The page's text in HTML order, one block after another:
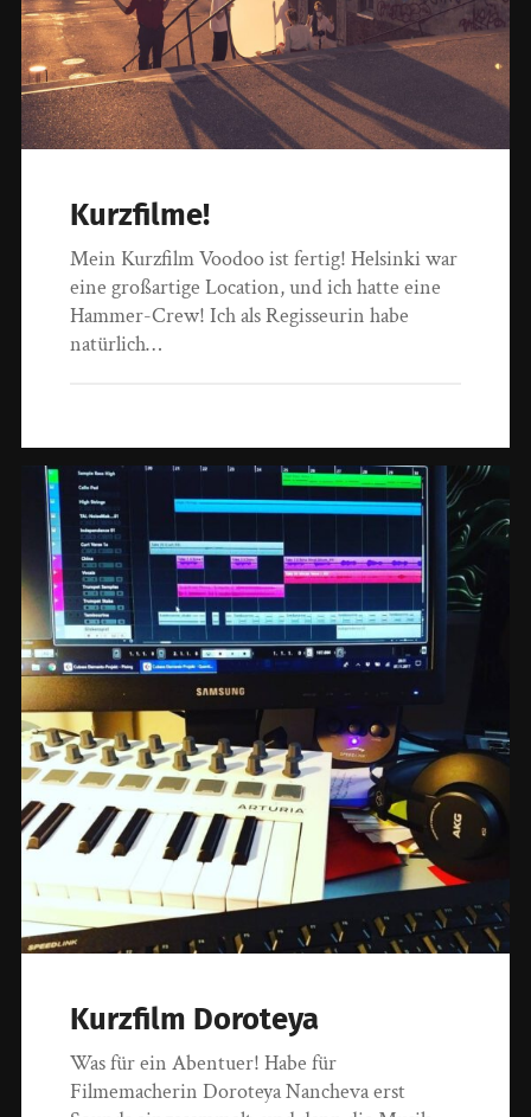
Kurzfilme!
Mein Kurzfilm Voodoo ist fertig! Helsinki war
eine großartige Location, und ich hatte eine
Hammer-Crew! Ich als Regisseurin habe
natürlich…
Kurzfilm Doroteya
Was für ein Abentuer! Habe für
Filmemacherin Doroteya Nancheva erst